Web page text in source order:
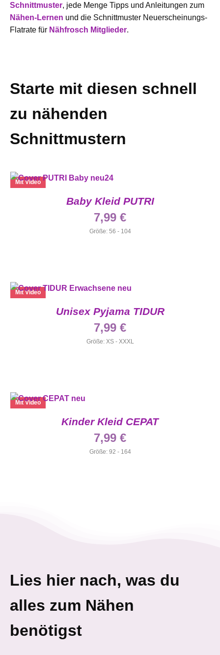
Schnittmuster, jede Menge Tipps und Anleitungen zum
Nähen-Lernen und die Schnittmuster Neuerscheinungs-
Flatrate für Nähfrosch Mitglieder.
Starte mit diesen schnell
zu nähenden
Schnittmustern
Mit Video
Baby Kleid PUTRI
7,99 €
Größe: 56 - 104
Mit Video
Unisex Pyjama TIDUR
7,99 €
Größe: XS - XXXL
Mit Video
Kinder Kleid CEPAT
7,99 €
Größe: 92 - 164
Lies hier nach, was du
alles zum Nähen
benötigst